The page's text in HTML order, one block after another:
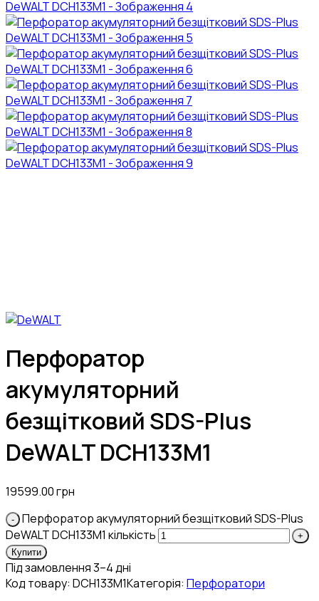
Перфоратор
акумуляторний
безщітковий SDS-Plus
DeWALT DCH133M1
19599.00грн
Перфоратор акумуляторний безщітковий SDS-Plus
DeWALT DCH133M1 кількість
Купити
Під замовлення 3–4 дні
Код товару: DCH133M1Категорія: Перфоратори